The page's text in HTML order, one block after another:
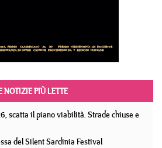
NOTIZIE PIÙ LETTE
scatta il piano viabilità. Strade chiuse e
del Silent Sardinia Festival